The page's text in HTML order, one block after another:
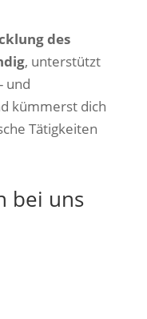
des
, unterstützt
und
kümmerst dich
Tätigkeiten
bei uns